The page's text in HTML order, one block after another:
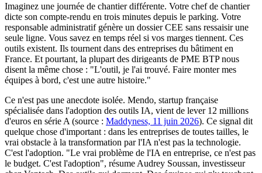
Imaginez une journée de chantier différente. Votre chef de chantier
dicte son compte-rendu en trois minutes depuis le parking. Votre
responsable administratif génère un dossier CEE sans ressaisir une
seule ligne. Vous savez en temps réel si vos marges tiennent. Ces
outils existent. Ils tournent dans des entreprises du bâtiment en
France. Et pourtant, la plupart des dirigeants de PME BTP nous
disent la même chose : "L'outil, je l'ai trouvé. Faire monter mes
équipes à bord, c'est une autre histoire."
Ce n'est pas une anecdote isolée. Mendo, startup française
spécialisée dans l'adoption des outils IA, vient de lever 12 millions
d'euros en série A (source : Maddyness, 11 juin 2026). Ce signal dit
quelque chose d'important : dans les entreprises de toutes tailles, le
vrai obstacle à la transformation par l'IA n'est pas la technologie.
C'est l'adoption. "Le vrai problème de l'IA en entreprise, ce n'est pas
le budget. C'est l'adoption", résume Audrey Soussan, investisseur